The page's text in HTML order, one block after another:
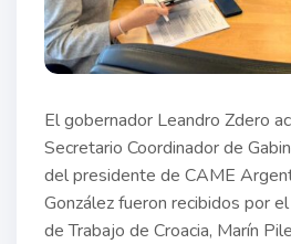
El gobernador Leandro Zdero
Secretario Coordinador de
del presidente de CAME
González fueron recibidos por
de Trabajo de Croacia, Marín